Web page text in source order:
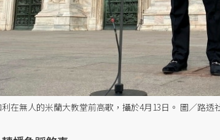
在無人的米蘭大教堂前高歌，攝於4月13日。 圖／路透